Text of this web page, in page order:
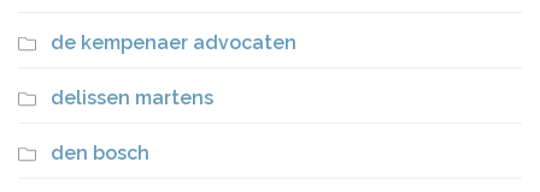
de kempenaer advocaten
delissen martens
den bosch